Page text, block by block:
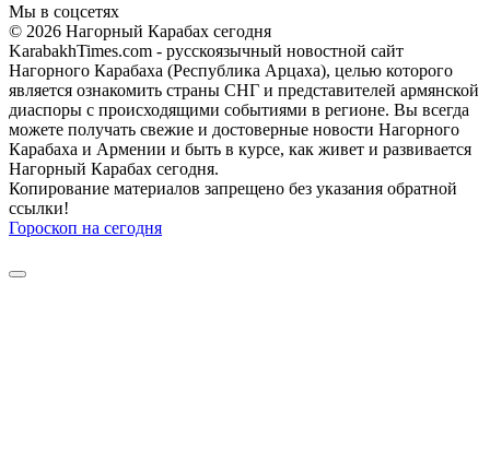
Мы в соцсетях
© 2026 Нагорный Карабах сегодня
KarabakhTimes.com - русскоязычный новостной сайт
Нагорного Карабаха (Республика Арцаха), целью которого
является ознакомить страны СНГ и представителей армянской
диаспоры с происходящими событиями в регионе. Вы всегда
можете получать свежие и достоверные новости Нагорного
Карабаха и Армении и быть в курсе, как живет и развивается
Нагорный Карабах сегодня.
Копирование материалов запрещено без указания обратной
ссылки!
Гороскоп на сегодня